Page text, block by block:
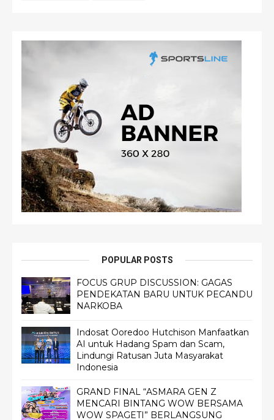
POPULAR POSTS
FOCUS GRUP DISCUSSION: GAGAS
PENDEKATAN BARU UNTUK PECANDU
NARKOBA
Indosat Ooredoo Hutchison Manfaatkan
AI untuk Hadang Spam dan Scam,
Lindungi Ratusan Juta Masyarakat
Indonesia
GRAND FINAL “ASMARA GEN Z
MENCARI BINTANG WOW BERSAMA
WOW SPAGETI” BERLANGSUNG